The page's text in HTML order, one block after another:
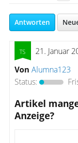
Antworten
21. Januar
Von Alumna123
Status:
Artikel
Anzeige?